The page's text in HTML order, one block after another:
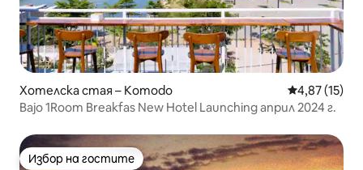
Хотелска стая – Komodo Средна
4,87 (15)
Bajo 1Room Breakfas New Hotel Launching април 2024 г.
Избор на гостите
Избор на гостите